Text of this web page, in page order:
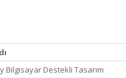
Bilgisayar Destekli Tasarım